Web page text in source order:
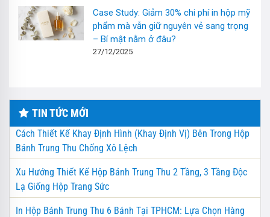
Case Study: Giảm 30% chi phí in hộp mỹ
phẩm mà vẫn giữ nguyên vẻ sang trọng
– Bí mật nằm ở đâu?
27/12/2025
TIN TỨC MỚI
Cách Thiết Kế Khay Định Hình (Khay Định Vị) Bên Trong Hộp
Bánh Trung Thu Chống Xô Lệch
Xu Hướng Thiết Kế Hộp Bánh Trung Thu 2 Tầng, 3 Tầng Độc
Lạ Giống Hộp Trang Sức
In Hộp Bánh Trung Thu 6 Bánh Tại TPHCM: Lựa Chọn Hàng